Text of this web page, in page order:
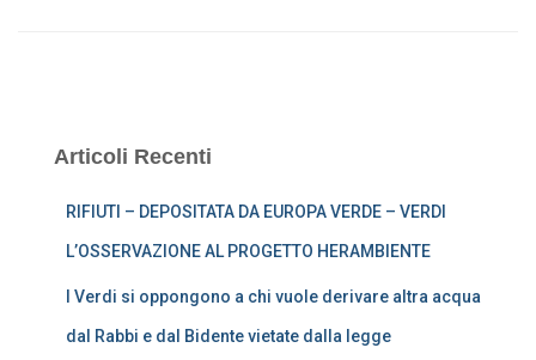
Articoli Recenti
RIFIUTI – DEPOSITATA DA EUROPA VERDE – VERDI
L’OSSERVAZIONE AL PROGETTO HERAMBIENTE
I Verdi si oppongono a chi vuole derivare altra acqua
dal Rabbi e dal Bidente vietate dalla legge